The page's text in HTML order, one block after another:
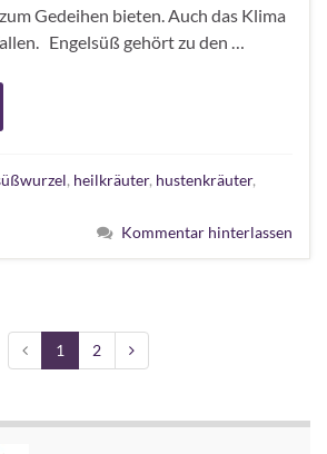
Gedeihen bieten. Auch das Klima
Engelsüß gehört zu den …
, heilkräuter, hustenkräuter,
Kommentar hinterlassen
1 2